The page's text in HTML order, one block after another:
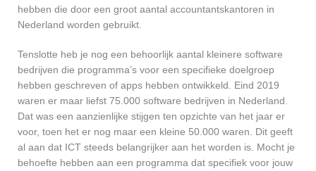
hebben die door een groot aantal accountantskantoren in
Nederland worden gebruikt.
Tenslotte heb je nog een behoorlijk aantal kleinere software
bedrijven die programma’s voor een specifieke doelgroep
hebben geschreven of apps hebben ontwikkeld. Eind 2019
waren er maar liefst 75.000 software bedrijven in Nederland.
Dat was een aanzienlijke stijgen ten opzichte van het jaar er
voor, toen het er nog maar een kleine 50.000 waren. Dit geeft
al aan dat ICT steeds belangrijker aan het worden is. Mocht je
behoefte hebben aan een programma dat specifiek voor jouw